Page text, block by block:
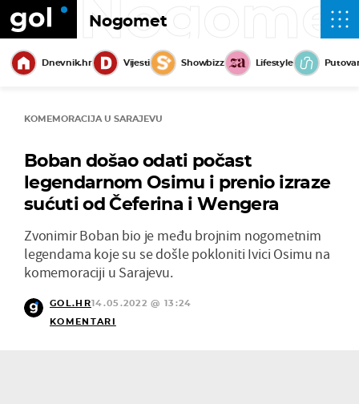
Nogomet
Dnevnik.hr Vijesti Showbizz Lifestyle
KOMEMORACIJA U SARAJEVU
Boban došao odati počast
legendarnom Osimu i prenio izraze
sućuti od Čeferina i Wengera
Zvonimir Boban bio je među brojnim nogometnim
legendama koje su se došle pokloniti Ivici Osimu na
komemoraciji u Sarajevu.
GOL.HR14.05.2022 @ 13:24
KOMENTARI